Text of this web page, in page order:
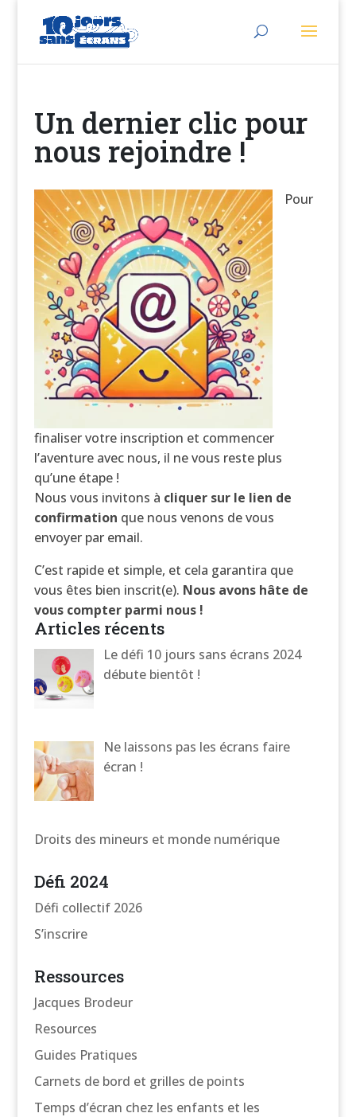
Un dernier clic pour
nous rejoindre !
Pour
finaliser votre inscription et commencer
l’aventure avec nous, il ne vous reste plus
qu’une étape !
Nous vous invitons à cliquer sur le lien de
confirmation que nous venons de vous
envoyer par email.
C’est rapide et simple, et cela garantira que
vous êtes bien inscrit(e). Nous avons hâte de
vous compter parmi nous !
Articles récents
Le défi 10 jours sans écrans 2024
débute bientôt !
Ne laissons pas les écrans faire
écran !
Droits des mineurs et monde numérique
Défi 2024
Défi collectif 2026
S’inscrire
Ressources
Jacques Brodeur
Resources
Guides Pratiques
Carnets de bord et grilles de points
Temps d’écran chez les enfants et les